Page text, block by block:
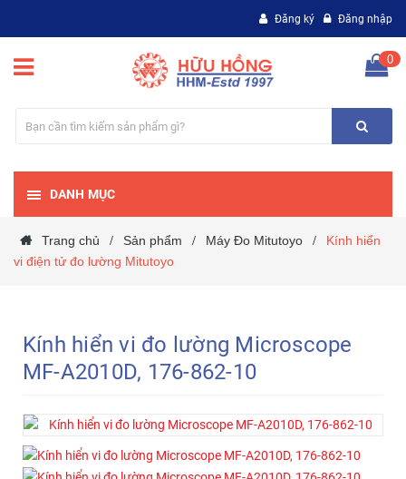
Đăng ký Đăng nhập
0
DANH MỤC
Trang chủ / Sản phẩm / Máy Đo Mitutoyo /
Kính hiển
vi điện tử đo lường Mitutoyo
Kính hiển vi đo lường Microscope
MF-A2010D, 176-862-10